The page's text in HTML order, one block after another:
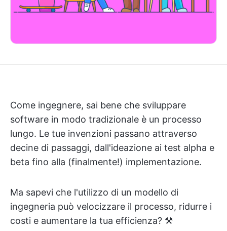
Come ingegnere, sai bene che sviluppare
software in modo tradizionale è un processo
lungo. Le tue invenzioni passano attraverso
decine di passaggi, dall'ideazione ai test alpha e
beta fino alla (finalmente!) implementazione.
Ma sapevi che l'utilizzo di un modello di
ingegneria può velocizzare il processo, ridurre i
costi e aumentare la tua efficienza? ⚒️